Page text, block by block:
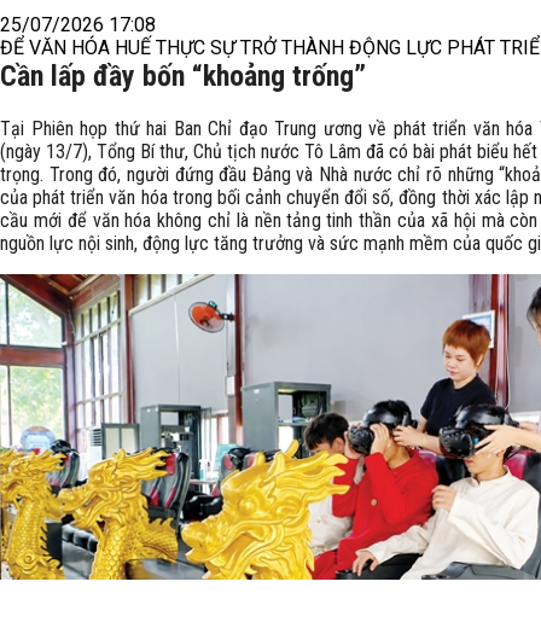
25/07/2026 17:08
ĐỂ VĂN HÓA HUẾ THỰC SỰ TRỞ THÀNH ĐỘNG LỰC PHÁT
Cần lấp đầy bốn “khoảng trống”
Tại Phiên họp thứ hai Ban Chỉ đạo Trung ương về phát triển văn hóa
(ngày 13/7), Tổng Bí thư, Chủ tịch nước Tô Lâm đã có bài phát biểu
trọng. Trong đó, người đứng đầu Đảng và Nhà nước chỉ rõ những
của phát triển văn hóa trong bối cảnh chuyển đổi số, đồng thời xác lập
cầu mới để văn hóa không chỉ là nền tảng tinh thần của xã hội mà
nguồn lực nội sinh, động lực tăng trưởng và sức mạnh mềm của quốc